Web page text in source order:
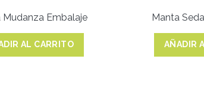
Mudanza Embalaje
AL CARRITO
Manta
AÑADIR